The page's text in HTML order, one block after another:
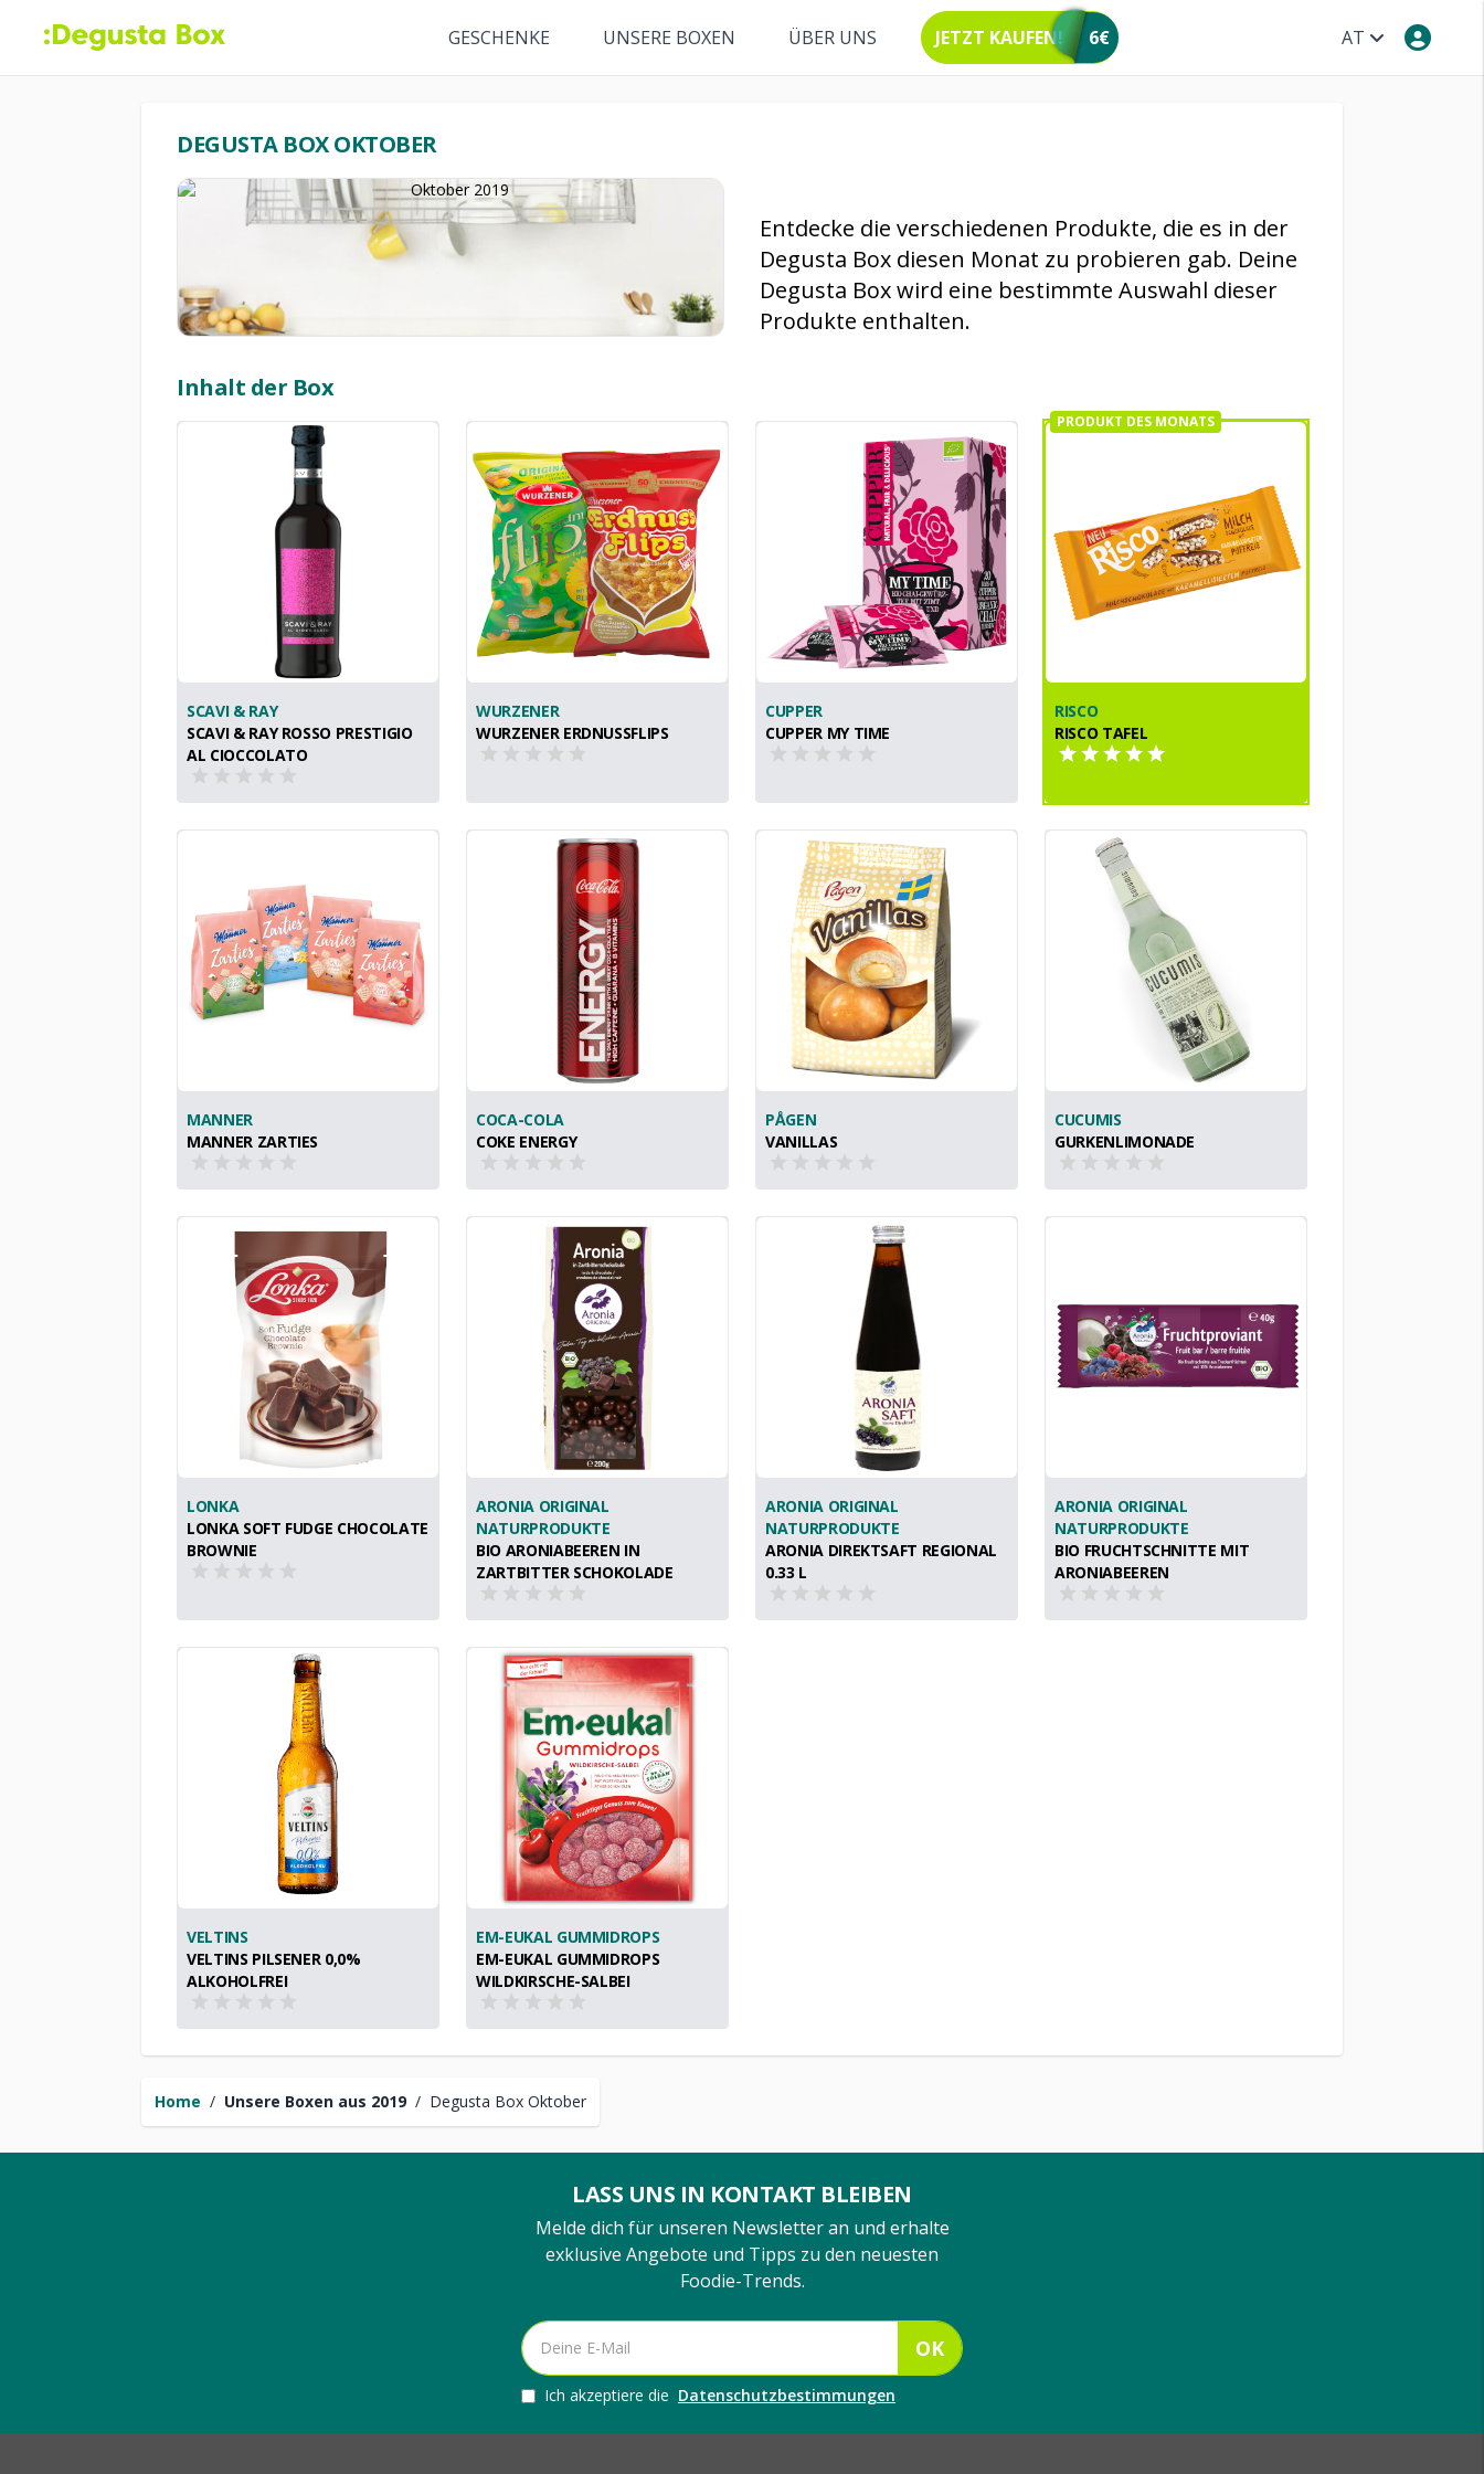
AT
GESCHENKE UNSERE BOXEN ÜBER UNS JETZT KAUFEN! 6€
Home / Unsere Boxen aus 2019 / Degusta Box Oktober
DEGUSTA BOX OKTOBER
Entdecke die verschiedenen Produkte, die es in der
Degusta Box diesen Monat zu probieren gab. Deine
Degusta Box wird eine bestimmte Auswahl dieser
Produkte enthalten.
Inhalt der Box
SCAVI & RAY
SCAVI & RAY ROSSO PRESTIGIO
AL CIOCCOLATO
WURZENER
WURZENER ERDNUSSFLIPS
CUPPER
CUPPER MY TIME
RISCO
RISCO TAFEL
PRODUKT DES MONATS
MANNER
MANNER ZARTIES
COCA-COLA
COKE ENERGY
PÅGEN
VANILLAS
CUCUMIS
GURKENLIMONADE
LONKA
LONKA SOFT FUDGE CHOCOLATE
BROWNIE
ARONIA ORIGINAL
NATURPRODUKTE
BIO ARONIABEEREN IN
ZARTBITTER SCHOKOLADE
ARONIA ORIGINAL
NATURPRODUKTE
ARONIA DIREKTSAFT REGIONAL
0.33 L
ARONIA ORIGINAL
NATURPRODUKTE
BIO FRUCHTSCHNITTE MIT
ARONIABEEREN
VELTINS
VELTINS PILSENER 0,0%
ALKOHOLFREI
EM-EUKAL GUMMIDROPS
EM-EUKAL GUMMIDROPS
WILDKIRSCHE-SALBEI
LASS UNS IN KONTAKT BLEIBEN
Melde dich für unseren Newsletter an und erhalte
exklusive Angebote und Tipps zu den neuesten
Foodie-Trends.
OK
Ich akzeptiere die Datenschutzbestimmungen